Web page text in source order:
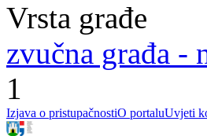
Vrsta građe
zvučna građa -
1
Izjava o pristupačnostiO portaluUvjeti